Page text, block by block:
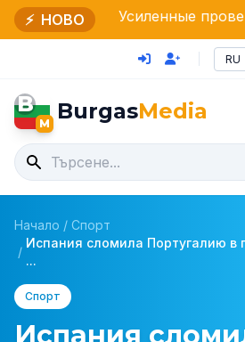
⚡ НОВОпроверки НАП и
B
M BurgasMedia
Начало / Спорт
/
Испания сломила Португалию в
...
Спорт
Испания